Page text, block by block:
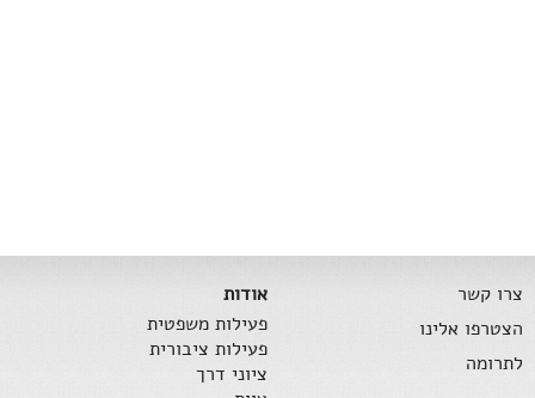
צרו קשר
הצטרפו אלינו
לתרומה
אודות
פעילות משפטית
פעילות ציבורית
ציוני דרך